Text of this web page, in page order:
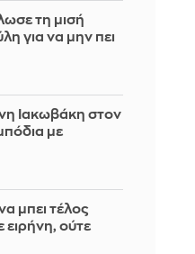
τη μισή
για να μην πει
Ιακωβάκη στον
με
μπει τέλος
ούτε